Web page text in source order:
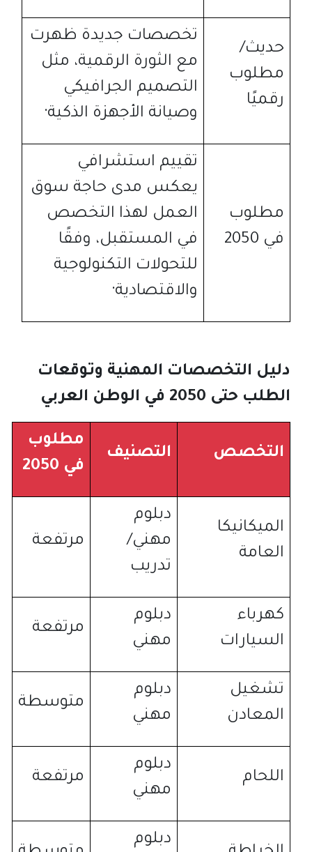
حديث/
مطلوب
رقميًا
تخصصات جديدة ظهرت
مع الثورة الرقمية، مثل
التصميم الجرافيكي
وصيانة الأجهزة الذكية·
مطلوب
في
تقييم استشرافي
يعكس مدى حاجة سوق
العمل لهذا التخصص
في المستقبل، وفقًا
للتحولات التكنولوجية
والاقتصادية·
دليل التخصصات المهنية وتوقعات
الطلب حتى
في الوطن العربي
التخصص التصنيف
مطلوب
في
الميكانيكا
العامة
دبلوم
مهني/
تدريب
مرتفعة
كهرباء
السيارات
دبلوم
مهني
مرتفعة
تشغيل
المعادن
دبلوم
مهني
متوسطة
اللحام
دبلوم
مهني
مرتفعة
دبلوم